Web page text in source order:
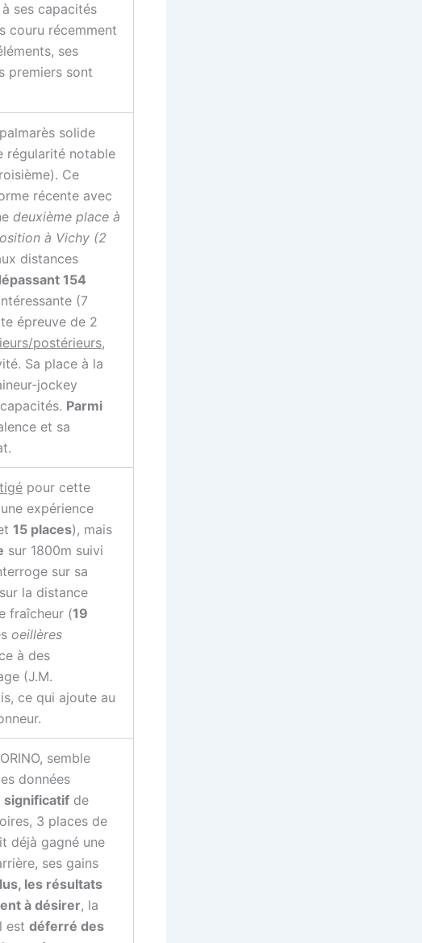
ses capacités
couru récemment
ses
premiers sont
solide
régularité notable
Ce
récente avec
deuxième place à
à Vichy (2
distances
154
(7
épreuve de 2
postérieurs,
Sa place à la
jockey
Parmi
et sa
pour cette
expérience
15 places), mais
sur 1800m suivi
sur sa
la distance
fraîcheur (19
oeillères
à des
(J.M.
ce qui ajoute au
semble
données
significatif de
3 places de
déjà gagné une
ses gains
les résultats
à désirer, la
est déferré des